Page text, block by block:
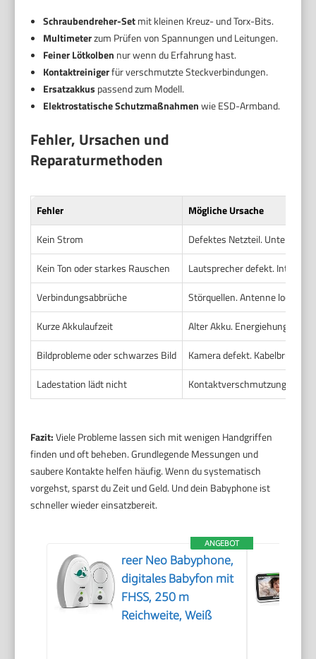
Schraubendreher-Setmit kleinen Kreuz- und Torx-Bits.
Multimeterzum Prüfen von Spannungen und Leitungen.
Feiner Lötkolben nur wenn du Erfahrung hast.
Kontaktreinigerfür verschmutzte Steckverbindungen.
Ersatzakkus passend zum Modell.
Elektrostatische Schutzmaßnahmenwie ESD-Armband.
Fehler, Ursachen und
Reparaturmethoden
Fehler
Mögliche Ursache
Kein Strom
Defektes Netzteil.
Kein Ton oder starkes Rauschen
Lautsprecher defekt.
Verbindungsabbrüche
Störquellen. Antenne locker.
Kurze Akkulaufzeit
Alter Akku. Energiehungrige
Bildprobleme oder schwarzes Bild
Kamera defekt. Kabelbruch.
Ladestation lädt nicht
Kontaktverschmutzung.
Fazit:Viele Probleme lassen sich mit wenigen Handgriffen
finden und oft beheben. Grundlegende Messungen und
saubere Kontakte helfen häufig. Wenn du systematisch
vorgehst, sparst du Zeit und Geld. Und dein Babyphone ist
schneller wieder einsatzbereit.
ANGEBOT
reer Neo Babyphone,
digitales Babyfon mit
FHSS, 250 m
Reichweite, Weiß